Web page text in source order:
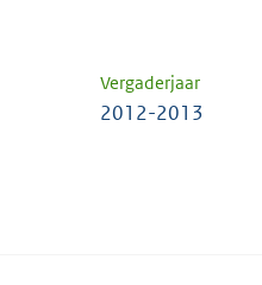
Vergaderjaar
2012-2013